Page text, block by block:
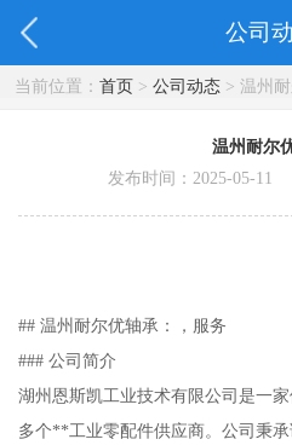
公司
当前位置： 首页> 公司动态> 温州耐
温州耐尔
发布时间：2025-05-
## 温州耐尔优轴承：，服务
### 公司简介
湖州恩斯凯工业技术有限公司是一
多个**工业零配件供应商。公司秉